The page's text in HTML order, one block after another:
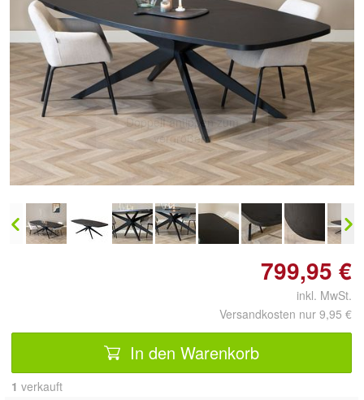
Doppelt antippen zum
vergrößern
799,95 €
inkl. MwSt.
Versandkosten nur 9,95 €
In den Warenkorb
1 verkauft